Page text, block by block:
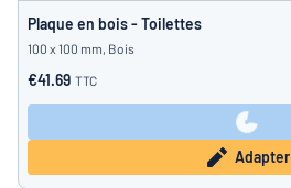
Plaque en bois - Toilettes
100 x 100 mm, Bois
€41.69 TTC
Adapter